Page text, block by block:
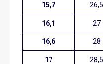
15,7 26,5
16,1 27
16,6 28
17 28,5